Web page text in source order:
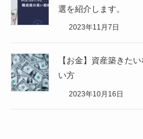
選を紹介します。
2023年11月7日
【お金】資産築きた
い方
2023年10月16日